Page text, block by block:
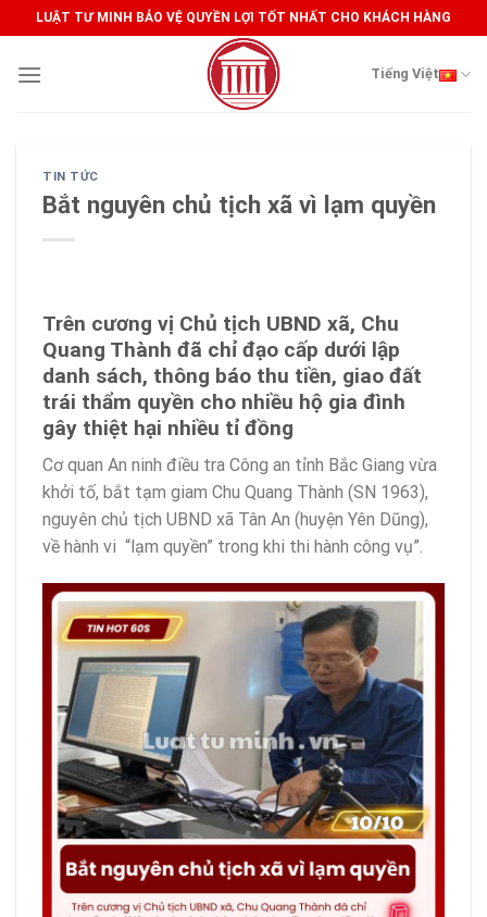
to
content
LUẬT TƯ MINH BẢO VỆ QUYỀN LỢI TỐT NHẤT CHO KHÁCH HÀNG
Tiếng Việt
TIN TỨC
Bắt nguyên chủ tịch xã vì lạm quyền
Trên cương vị Chủ tịch UBND xã, Chu
Quang Thành đã chỉ đạo cấp dưới lập
danh sách, thông báo thu tiền, giao đất
trái thẩm quyền cho nhiều hộ gia đình
gây thiệt hại nhiều tỉ đồng
Cơ quan An ninh điều tra Công an tỉnh Bắc Giang vừa
khởi tố, bắt tạm giam Chu Quang Thành (SN 1963),
nguyên chủ tịch UBND xã Tân An (huyện Yên Dũng),
về hành vi “lạm quyền” trong khi thi hành công vụ”.